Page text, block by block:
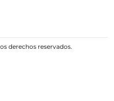
derechos reservados.